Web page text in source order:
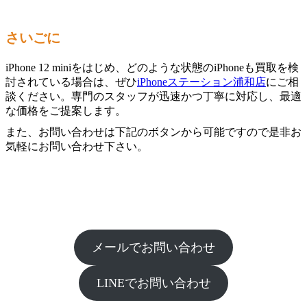
さいごに
iPhone 12 miniをはじめ、どのような状態のiPhoneも買取を検
討されている場合は、ぜひiPhoneステーション浦和店にご相
談ください。専門のスタッフが迅速かつ丁寧に対応し、最適
な価格をご提案します。
また、お問い合わせは下記のボタンから可能ですので是非お
気軽にお問い合わせ下さい。
メールでお問い合わせ
LINEでお問い合わせ